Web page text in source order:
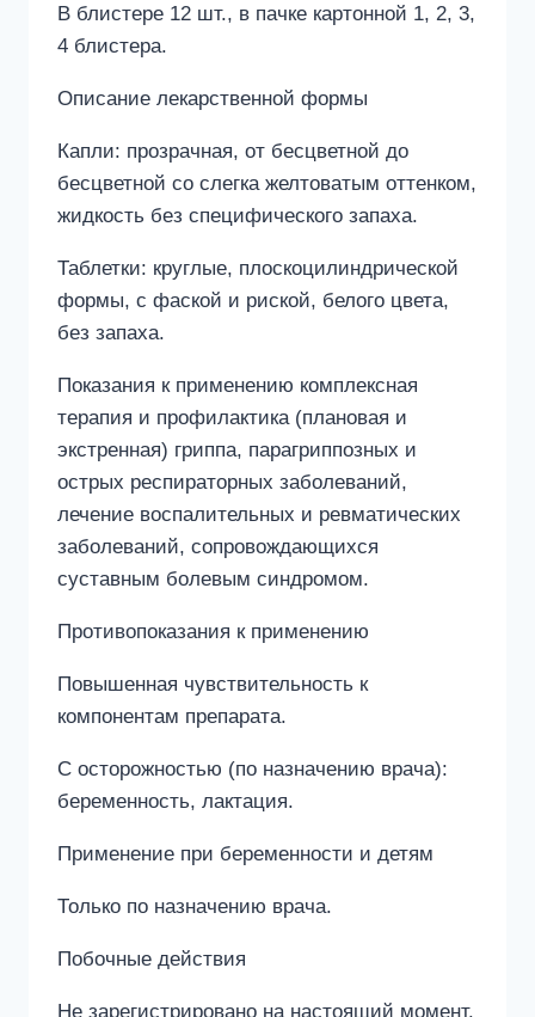
В блистере 12 шт., в пачке картонной 1, 2, 3,
4 блистера.
Описание лекарственной формы
Капли: прозрачная, от бесцветной до
бесцветной со слегка желтоватым оттенком,
жидкость без специфического запаха.
Таблетки: круглые, плоскоцилиндрической
формы, с фаской и риской, белого цвета,
без запаха.
Показания к применению комплексная
терапия и профилактика (плановая и
экстренная) гриппа, парагриппозных и
острых респираторных заболеваний,
лечение воспалительных и ревматических
заболеваний, сопровождающихся
суставным болевым синдромом.
Противопоказания к применению
Повышенная чувствительность к
компонентам препарата.
С осторожностью (по назначению врача):
беременность, лактация.
Применение при беременности и детям
Только по назначению врача.
Побочные действия
Не зарегистрировано на настоящий момент.